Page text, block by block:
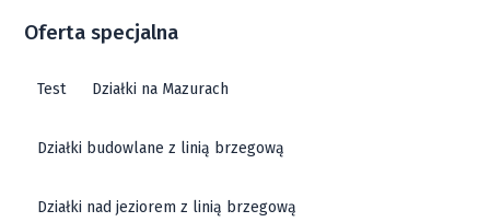
Oferta specjalna
Test Działki na Mazurach
Działki budowlane z linią brzegową
Działki nad jeziorem z linią brzegową